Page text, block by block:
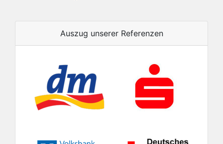
Auszug unserer Referenzen